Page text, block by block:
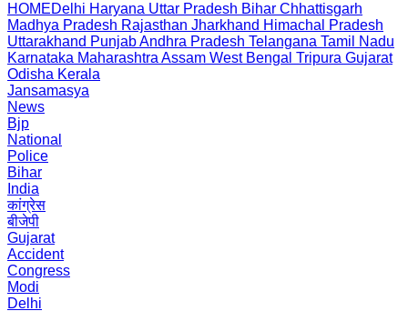
HOMEDelhi Haryana Uttar Pradesh Bihar Chhattisgarh
Madhya Pradesh Rajasthan Jharkhand Himachal Pradesh
Uttarakhand PunjabAndhra Pradesh Telangana Tamil Nadu
Karnataka Maharashtra Assam West Bengal Tripura Gujarat
Odisha Kerala
Jansamasya
News
Bjp
National
Police
Bihar
India
कांग्रेस
बीजेपी
Gujarat
Accident
Congress
Modi
Delhi